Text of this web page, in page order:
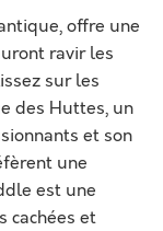
offre une
ravir les
sur les
des Huttes, un
et son
une
est une
cachées et